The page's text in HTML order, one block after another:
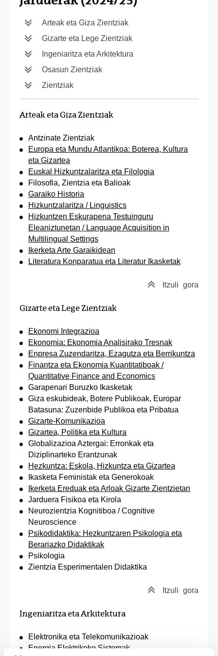
Arteak eta Giza Zientziak
Gizarte eta Lege Zientziak
Ingeniaritza eta Arkitektura
Osasun Zientziak
Zientziak
Arteak eta Giza Zientziak
Antzinate Zientziak
Europa eta Mundu Atlantikoa: Boterea, Kultura
eta Gizartea
Euskal Hizkuntzalaritza eta Filologia
Filosofia, Zientzia eta Balioak
Garaiko Historia
Hizkuntzalaritza / Linguistics
Hizkuntzen Eskurapena Testuinguru
Eleaniztunetan / Language Acquisition in
Multilingual Settings
Ikerketa Arte Garaikidean
Literatura Konparatua eta Literatur Ikasketak
Itzuli gora
Gizarte eta Lege Zientziak
Ekonomi Integrazioa
Ekonomia: Ekonomia Analisirako Tresnak
Enpresa Zuzendaritza, Ezagutza eta Berrikuntza
Finantza eta Ekonomia Kuantitatiboak /
Quantitative Finance and Economics
Garapenari Buruzko Ikasketak
Giza eskubideak, Botere Publikoak, Europar
Batasuna: Zuzenbide Publikoa eta Pribatua
Gizarte-Komunikazioa
Gizartea, Politika eta Kultura
Globalizazioa Aztergai: Erronkak eta
Diziplinarteko Erantzunak
Hezkuntza: Eskola, Hizkuntza eta Gizartea
Ikasketa Feministak eta Generokoak
Ikerketa Ereduak eta Arloak Gizarte Zientzietan
Jarduera Fisikoa eta Kirola
Neurozientzia Kognitiboa / Cognitive
Neuroscience
Psikodidaktika: Hezkuntzaren Psikologia eta
Berariazko Didaktikak
Psikologia
Zientzia Esperimentalen Didaktika
Itzuli gora
Ingeniaritza eta Arkitektura
Elektronika eta Telekomunikazioak
Energia Elektrikoko Sistemak